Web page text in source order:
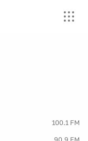
100.1 FM